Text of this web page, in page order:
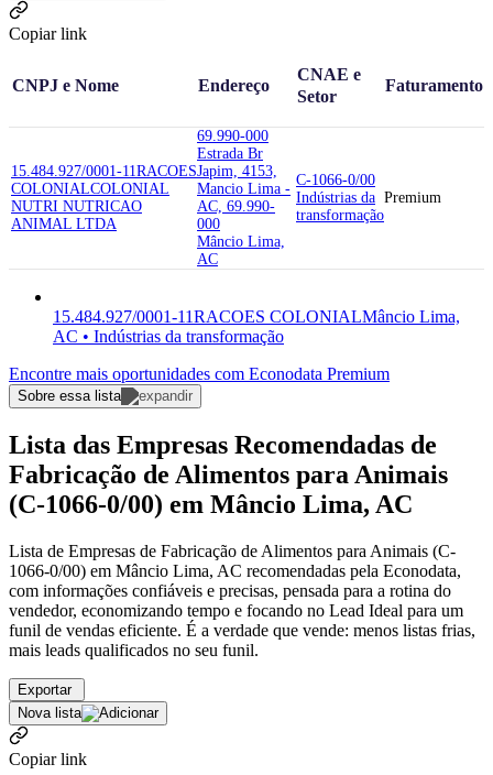
Copiar link
CNPJ e Nome Endereço
CNAE e
Setor
Faturamento
15.484.927/0001-11RACOES
COLONIALCOLONIAL
NUTRI NUTRICAO
ANIMAL LTDA
69.990-000
Estrada Br
Japim, 4153,
Mancio Lima -
AC, 69.990-
000
Mâncio Lima,
AC
C-1066-0/00
Indústrias da
transformação
Premium
15.484.927/0001-11RACOES COLONIALMâncio Lima,
AC • Indústrias da transformação
Encontre mais oportunidades com Econodata Premium
Sobre essa lista
Lista das Empresas Recomendadas de
Fabricação de Alimentos para Animais
(C-1066-0/00) em Mâncio Lima, AC
Lista de Empresas de Fabricação de Alimentos para Animais (C-
1066-0/00) em Mâncio Lima, AC recomendadas pela Econodata,
com informações confiáveis e precisas, pensada para a rotina do
vendedor, economizando tempo e focando no Lead Ideal para um
funil de vendas eficiente. É a verdade que vende: menos listas frias,
mais leads qualificados no seu funil.
Exportar
Nova lista
Copiar link